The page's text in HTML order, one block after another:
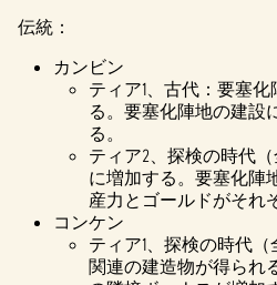
ーバ
のデ
ータ
意し
のと
みな
され
伝統：
カンビン
ティア1、古代：要塞
る。要塞化陣地の建設
る。
ティア2、探検の時代
に増加する。要塞化陣
産力とゴールドがそれ
コンケン
ティア1、探検の時代
関連の建造物が得られ